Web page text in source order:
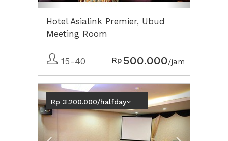
Hotel Asialink Premier, Ubud
Meeting Room
15-40 Rp 500.000/jam
Previous Next2
Rp 3.200.000/halfday